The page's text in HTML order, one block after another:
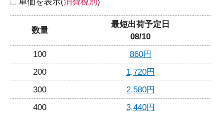
数量
最短出荷予定日
08/10
100
860円
200
1,720円
300
2,580円
400
3,440円